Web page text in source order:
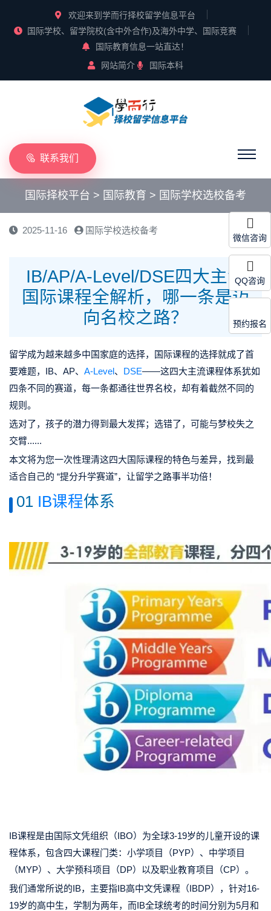
欢迎来到学而行择校留学信息平台
国际学校、留学院校(含中外合作)及海外中学、国际竞赛
国际教育信息一站直达！
网站简介
国际本科
联系我们
国际择校平台 > 国际教育 > 国际学校选校备考
2025-11-16 国际学校选校备考
IB/AP/A-Level/DSE四大主流
国际课程全解析，哪一条是迈
向名校之路？
留学成为越来越多中国家庭的选择，国际课程的选择就成了首
要难题，IB、AP、 A-Level、 DSE——这四大主流课程体系犹如
四条不同的赛道，每一条都通往世界名校，却有着截然不同的
规则。
选对了，孩子的潜力得到最大发挥；选错了，可能与梦校失之
交臂......
本文将为您一次性理清这四大国际课程的特色与差异，找到 最
适合自己的 “提分升学赛道”，让留学之路事半功倍！
01 IB课程体系
IB课程是由国际文凭组织（IBO）为全球3-19岁的儿童开设的课
程体系，包含四大课程门类： 小学项目（PYP）、中学项目
（MYP）、大学预科项目（DP）以及职业教育项目（CP）。
我们通常所说的IB，主要指IB高中文凭课程（IBDP），针对16-
19岁的高中生，学制为两年，而IB全球统考的时间分别为5月和
微信咨询
QQ咨询
预约报名